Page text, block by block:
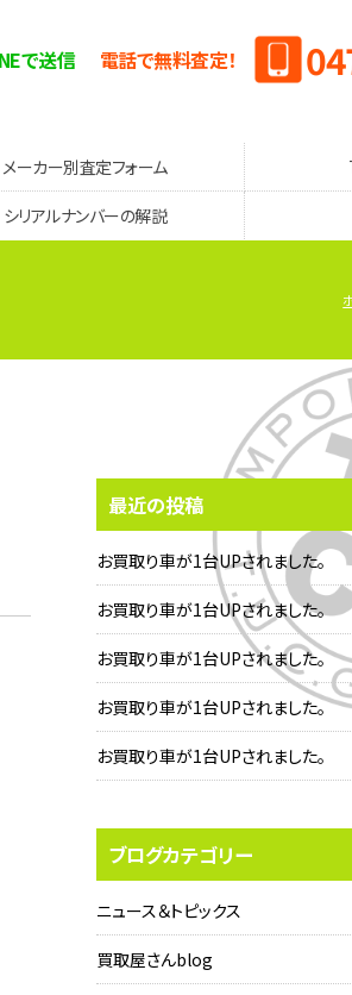
電話で無料査定！
で送信
メーカー別査定フォーム
シリアルナンバーの解説
最近の投稿
お買取り車が1台UPされました。
お買取り車が1台UPされました。
お買取り車が1台UPされました。
お買取り車が1台UPされました。
お買取り車が1台UPされました。
ブログカテゴリー
ニュース＆トピックス
買取屋さんblog